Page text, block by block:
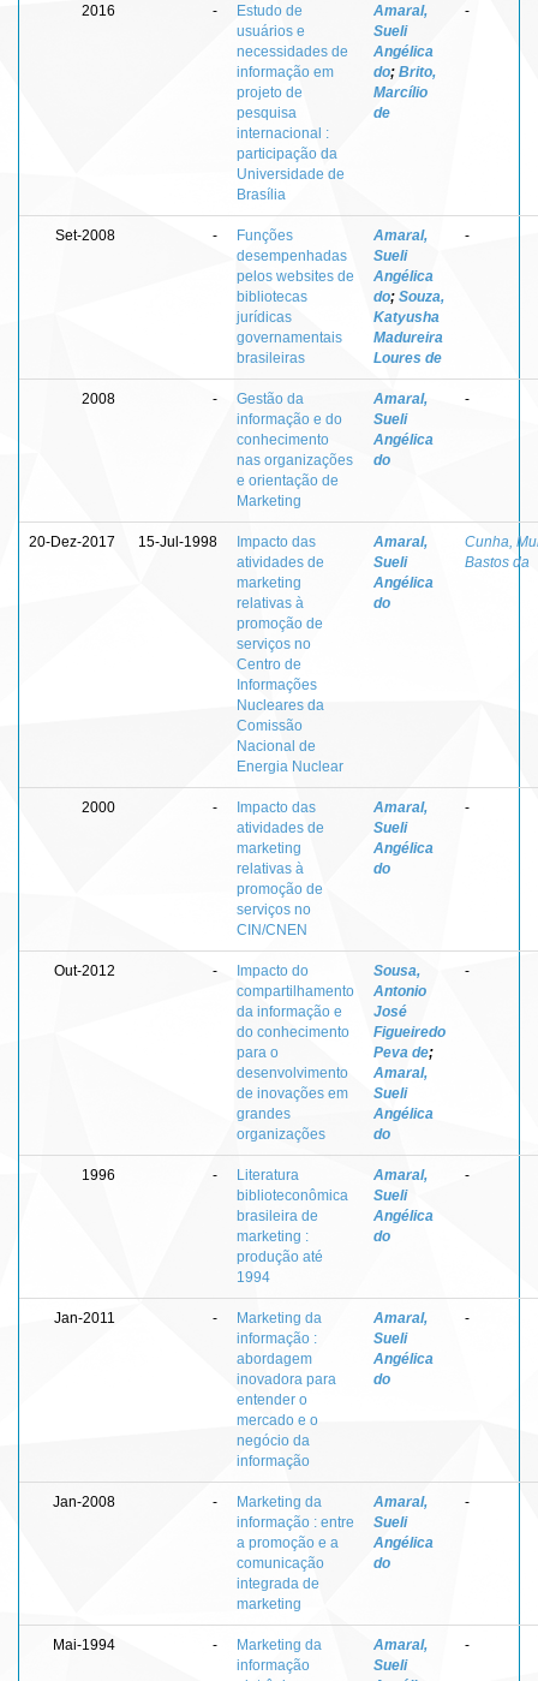
2016 -
Estudo de
usuários e
necessidades de
informação em
projeto de
pesquisa
internacional :
participação da
Universidade de
Brasília
Amaral,
Sueli
Angélica
do; Brito,
Marcílio
de
-
Set-2008 -
Funções
desempenhadas
pelos websites de
bibliotecas
jurídicas
governamentais
brasileiras
Amaral,
Sueli
Angélica
do; Souza,
Katyusha
Madureira
Loures de
-
2008 -
Gestão da
informação e do
conhecimento
nas organizações
e orientação de
Marketing
Amaral,
Sueli
Angélica
do
-
20-Dez-2017 15-Jul-1998
Impacto das
atividades de
marketing
relativas à
promoção de
serviços no
Centro de
Informações
Nucleares da
Comissão
Nacional de
Energia Nuclear
Amaral,
Sueli
Angélica
do
Cunha,
Bastos da
2000 -
Impacto das
atividades de
marketing
relativas à
promoção de
serviços no
CIN/CNEN
Amaral,
Sueli
Angélica
do
-
Out-2012 -
Impacto do
compartilhamento
da informação e
do conhecimento
para o
desenvolvimento
de inovações em
grandes
organizações
Sousa,
Antonio
José
Figueiredo
Peva de;
Amaral,
Sueli
Angélica
do
-
1996 -
Literatura
biblioteconômica
brasileira de
marketing :
produção até
1994
Amaral,
Sueli
Angélica
do
-
Jan-2011 -
Marketing da
informação :
abordagem
inovadora para
entender o
mercado e o
negócio da
informação
Amaral,
Sueli
Angélica
do
-
Jan-2008 -
Marketing da
informação : entre
a promoção e a
comunicação
integrada de
marketing
Amaral,
Sueli
Angélica
do
-
Mai-1994 -
Marketing da
informação
Amaral,
Sueli
-